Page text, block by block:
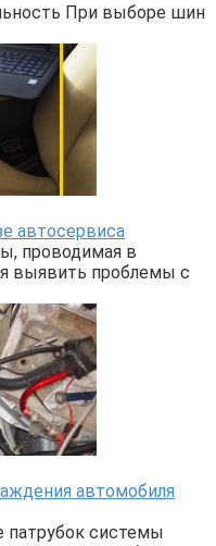
При выборе шин
автосервиса
проводимая в
выявить проблемы с
автомобиля
патрубок системы